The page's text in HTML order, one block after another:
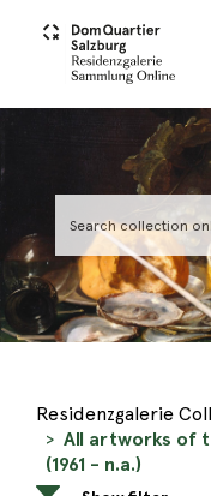
Residenzgalerie
All artworks of
(1961 - n.a.)